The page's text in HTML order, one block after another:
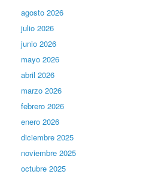
agosto 2026
julio 2026
junio 2026
mayo 2026
abril 2026
marzo 2026
febrero 2026
enero 2026
diciembre 2025
noviembre 2025
octubre 2025